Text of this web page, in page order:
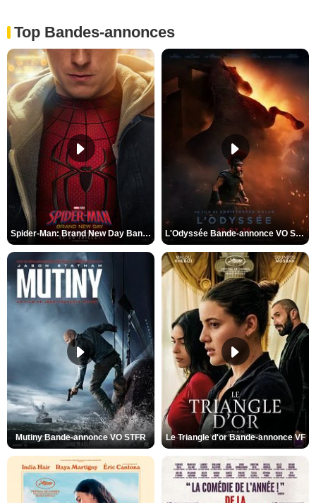
Top Bandes-annonces
Spider-Man: Brand New Day Bande-annonce VO STFR L'Odyssée Bande-annonce VO STFR
Mutiny Bande-annonce VO STFR Le Triangle d'or Bande-annonce VF